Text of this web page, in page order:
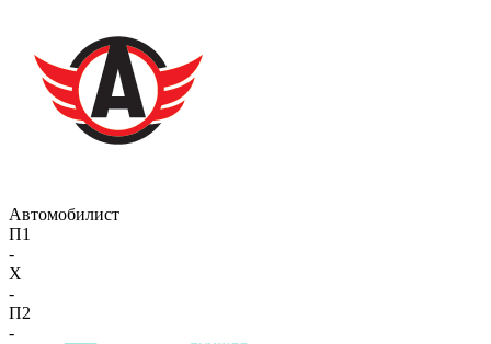
Автомобилист
П1
-
X
-
П2
-